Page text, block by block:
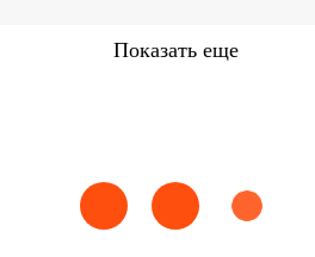
Показать еще
Эпидемиология